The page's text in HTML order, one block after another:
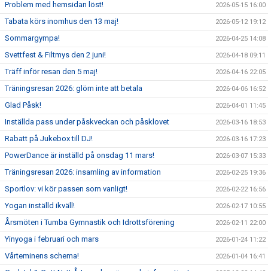
Problem med hemsidan löst! 2026-05-15 16:00
Tabata körs inomhus den 13 maj! 2026-05-12 19:12
Sommargympa! 2026-04-25 14:08
Svettfest & Filtmys den 2 juni! 2026-04-18 09:11
Träff inför resan den 5 maj! 2026-04-16 22:05
Träningsresan 2026: glöm inte att betala 2026-04-06 16:52
Glad Påsk! 2026-04-01 11:45
Inställda pass under påskveckan och påsklovet 2026-03-16 18:53
Rabatt på Jukebox till DJ! 2026-03-16 17:23
PowerDance är inställd på onsdag 11 mars! 2026-03-07 15:33
Träningsresan 2026: insamling av information 2026-02-25 19:36
Sportlov: vi kör passen som vanligt! 2026-02-22 16:56
Yogan inställd ikväll! 2026-02-17 10:55
Årsmöten i Tumba Gymnastik och Idrottsförening 2026-02-11 22:00
Yinyoga i februari och mars 2026-01-24 11:22
Vårteminens schema! 2026-01-04 16:41